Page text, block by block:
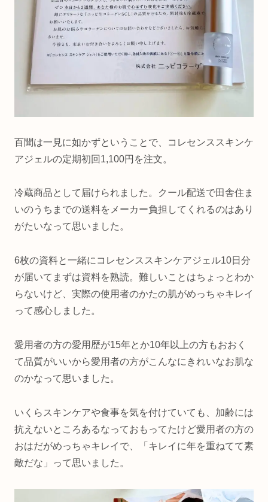
百聞は一見に如かずということで、コレセンススキンケ
アジェルの定期初回1,100円を注文。
冷蔵商品として届けられました。クール配送で田舎住ま
いのうちまでの送料をメーカー負担してくれるのはあり
がたいなって思いました。
6枚の資料と一緒にコレセンススキンケアジェル10日分
が届いてまずは資料を熟読。難しいことはちょっとわか
らないけど、実際の使用者のかたの肌がめっちゃキレイ
って感心しました。
愛用者の方の愛用歴が15年とか10年以上の方もおおく
て品質がいいから愛用者の方がこんなにきれいなお肌な
のかなって思いました。
いくらスキンケアや食事を気を付けていても、加齢には
抗えないところあるなっておもってたけど愛用者の方の
おはだがめっちゃキレイで、「キレイに年を重ねてて素
敵だな」って思いました。